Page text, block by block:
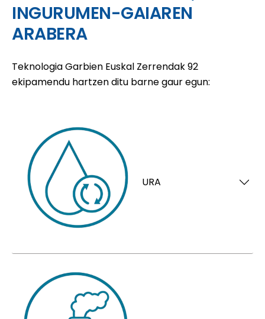
INGURUMEN-GAIAREN
ARABERA
Teknologia Garbien Euskal Zerrendak 92
ekipamendu hartzen ditu barne gaur egun:
URA